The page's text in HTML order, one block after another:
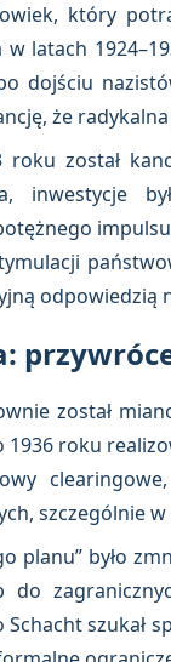
który
latach
dojściu
że
został
inwestycje
odpowiedzią
został
roku
szczególnie
planu” było